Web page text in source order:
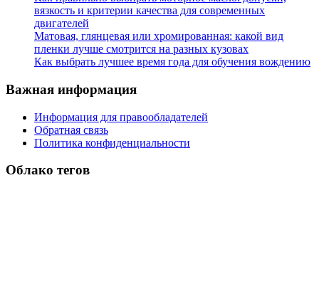
вязкость и критерии качества для современных
двигателей
Матовая, глянцевая или хромированная: какой вид
пленки лучше смотрится на разных кузовах
Как выбрать лучшее время года для обучения вождению
Важная информация
Информация для правообладателей
Обратная связь
Политика конфиденциальности
Облако тегов